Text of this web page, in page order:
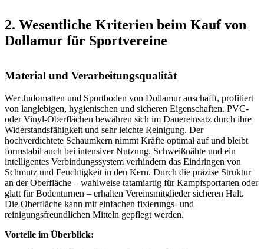
2. Wesentliche Kriterien beim Kauf von
Dollamur für Sportvereine
Material und Verarbeitungsqualität
Wer Judomatten und Sportboden von Dollamur anschafft, profitiert
von langlebigen, hygienischen und sicheren Eigenschaften. PVC-
oder Vinyl-Oberflächen bewähren sich im Dauereinsatz durch ihre
Widerstandsfähigkeit und sehr leichte Reinigung. Der
hochverdichtete Schaumkern nimmt Kräfte optimal auf und bleibt
formstabil auch bei intensiver Nutzung. Schweißnähte und ein
intelligentes Verbindungssystem verhindern das Eindringen von
Schmutz und Feuchtigkeit in den Kern. Durch die präzise Struktur
an der Oberfläche – wahlweise tatamiartig für Kampfsportarten oder
glatt für Bodenturnen – erhalten Vereinsmitglieder sicheren Halt.
Die Oberfläche kann mit einfachen fixierungs- und
reinigungsfreundlichen Mitteln gepflegt werden.
Vorteile im Überblick: